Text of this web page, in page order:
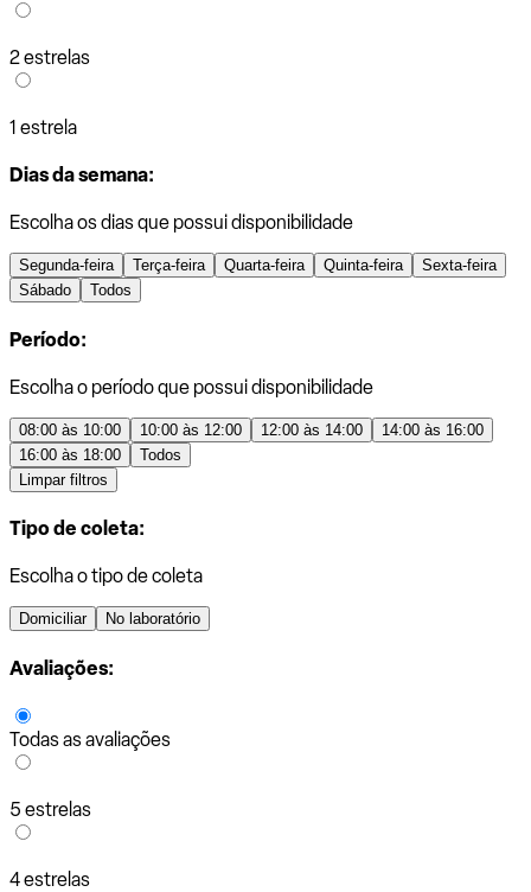
2 estrelas
1 estrela
Dias da semana:
Escolha os dias que possui disponibilidade
Segunda-feira Terça-feira Quarta-feira Quinta-feira
Sexta-feira
Sábado
Todos
Período:
Escolha o período que possui disponibilidade
08:00 às 10:00 10:00 às 12:00 12:00 às 14:00
14:00 às 16:00
16:00 às 18:00
Todos
Limpar filtros
Tipo de coleta:
Escolha o tipo de coleta
Domiciliar No laboratório
Avaliações:
Todas as avaliações
5 estrelas
4 estrelas